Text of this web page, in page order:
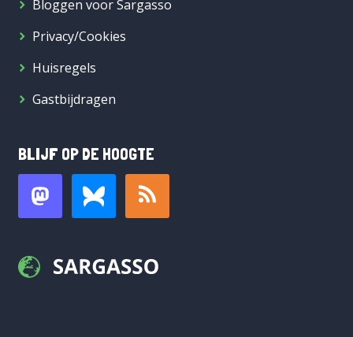
Bloggen voor Sargasso
Privacy/Cookies
Huisregels
Gastbijdragen
BLIJF OP DE HOOGTE